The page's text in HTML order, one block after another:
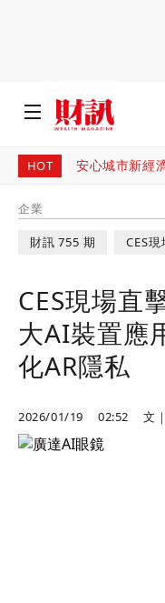
HOT 安心城市新經
企業
財訊 755 期 CES
CES現場
大AI裝置應
化AR隱私
2026/01/19 02:52 文